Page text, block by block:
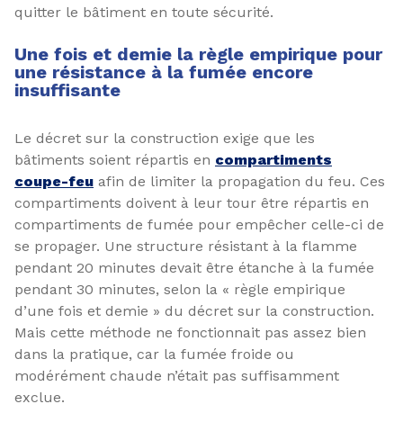
quitter le bâtiment en toute sécurité.
Une fois et demie la règle empirique pour
une résistance à la fumée encore
insuffisante
Le décret sur la construction exige que les
bâtiments soient répartis en compartiments
coupe-feu afin de limiter la propagation du feu. Ces
compartiments doivent à leur tour être répartis en
compartiments de fumée pour empêcher celle-ci de
se propager. Une structure résistant à la flamme
pendant 20 minutes devait être étanche à la fumée
pendant 30 minutes, selon la « règle empirique
d’une fois et demie » du décret sur la construction.
Mais cette méthode ne fonctionnait pas assez bien
dans la pratique, car la fumée froide ou
modérément chaude n’était pas suffisamment
exclue.